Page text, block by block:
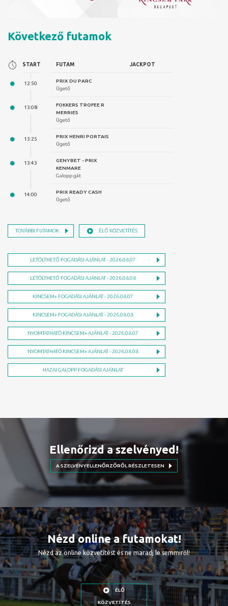
Következő futamok
FUTAM JACKPOT
PRIX DU PARC
Ügető
FOKKERS TROFEE R
MERRIES
Ügető
PRIX HENRI PORTAIS
Ügető
GENYBET - PRIX
KENMARE
Galopp gát
PRIX READY CASH
Ügető
TOVÁBBI FUTAMOK ÉLŐ KÖZVETÍTÉS
LETÖLTHETŐ FOGADÁSI AJÁNLAT - 2026.08.07
LETÖLTHETŐ FOGADÁSI AJÁNLAT - 2026.08.08
KINCSEM+ FOGADÁSI AJÁNLAT - 2026.08.07
KINCSEM+ FOGADÁSI AJÁNLAT - 2026.08.08
NYOMTATHATÓ KINCSEM+ AJÁNLAT - 2026.08.07
NYOMTATHATÓ KINCSEM+ AJÁNLAT - 2026.08.08
HAZAI GALOPP FOGADÁSI AJÁNLAT
Ellenőrizd a szelvényed!
A SZELVÉNYELLENŐRZŐRŐL RÉSZLETESEN
Nézd online a futamokat!
Nézd az online közvetítést és ne maradj le semmiről!
ÉLŐ
KÖZVETÍTÉS